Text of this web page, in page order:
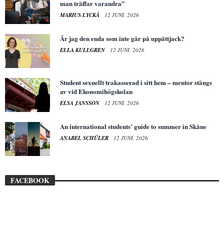
man träffar varandra”
MARIUS LYCKÅ 12 JUNI, 2026
Är jag den enda som inte går på uppåttjack?
ELLA KULLGREN 12 JUNI, 2026
Student sexuellt trakasserad i sitt hem – mentor stängs
av vid Ekonomihögskolan
ELSA JANSSON 12 JUNI, 2026
An international students’ guide to summer in Skåne
ANABEL SCHÜLER 12 JUNI, 2026
FACEBOOK